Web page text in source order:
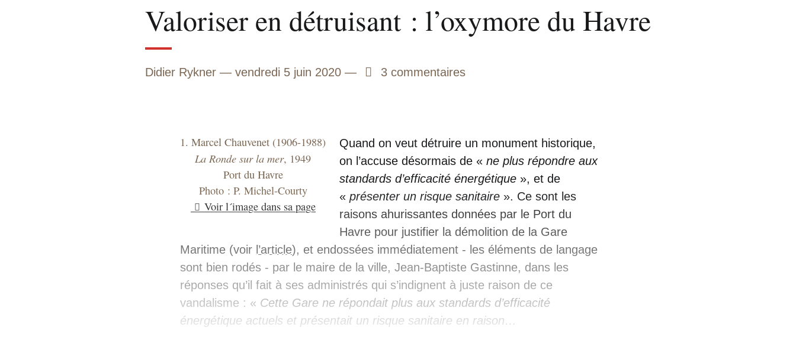
Valoriser en détruisant : l’oxymore du Havre
Didier Rykner vendredi 5 juin 2020 3
3 commentaires
1. Marcel Chauvenet (1906-1988)
La Ronde sur la mer, 1949
Port du Havre
Photo : P. Michel-Courty
Voir l´image dans sa page
Quand on veut détruire un monument historique,
on l’accuse désormais de « ne plus répondre aux
standards d’efficacité énergétique», et de
« présenter un risque sanitaire». Ce sont les
raisons ahurissantes données par le Port du
Havre pour justifier la démolition de la Gare
Maritime (voir l’article), et endossées immédiatement - les éléments de langage
sont bien rodés - par le maire de la ville, Jean-Baptiste Gastinne, dans les
réponses qu’il fait à ses administrés qui s’indignent à juste raison de ce
vandalisme : « Cette Gare ne répondait plus aux standards d’efficacité
énergétique actuels et présentait un risque sanitaire en raison…